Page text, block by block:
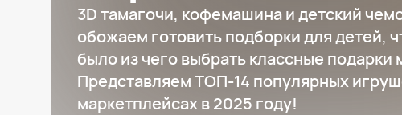
3D тамагочи, кофемашина и детский
обожаем готовить подборки для детей,
было из чего выбрать классные
Представляем ТОП-14 популярных
маркетплейсах в 2025 году!